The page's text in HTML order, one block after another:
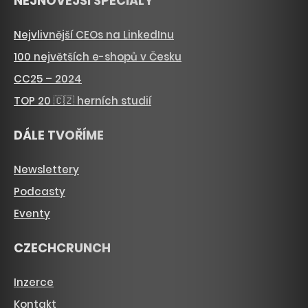
Nejvlivnější CEOs na LinkedInu
100 největších e-shopů v Česku
CC25 – 2024
TOP 20 🇨🇿 herních studií
DÁLE TVOŘÍME
Newslettery
Podcasty
Eventy
CZECHCRUNCH
Inzerce
Kontakt